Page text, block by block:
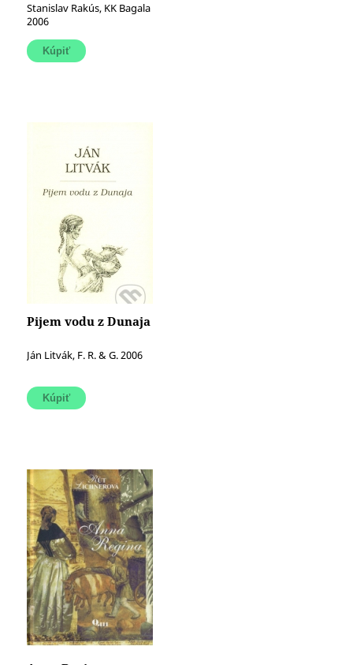
Stanislav Rakús, KK Bagala
2006
Pijem vodu z Dunaja
Ján Litvák, F. R. & G. 2006